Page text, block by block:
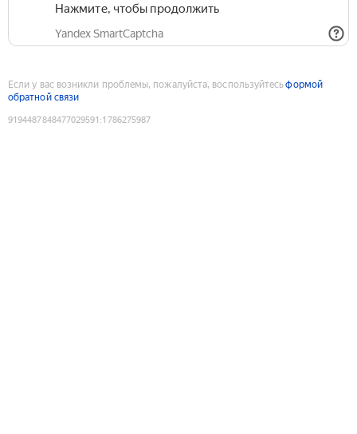
Нажмите, чтобы продолжить
Yandex SmartCaptcha
Если у вас возникли проблемы, пожалуйста, воспользуйтесьформой
обратной связи
9194487848477029591 :1786275987